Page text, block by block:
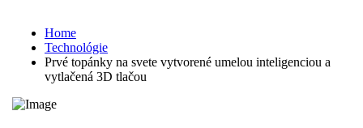
Home
Technológie
Prvé topánky na svete vytvorené umelou inteligenciou a
vytlačená 3D tlačou